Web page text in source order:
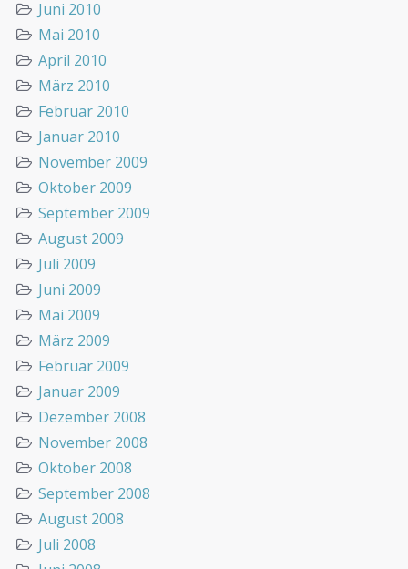
Juni 2010
Mai 2010
April 2010
März 2010
Februar 2010
Januar 2010
November 2009
Oktober 2009
September 2009
August 2009
Juli 2009
Juni 2009
Mai 2009
März 2009
Februar 2009
Januar 2009
Dezember 2008
November 2008
Oktober 2008
September 2008
August 2008
Juli 2008